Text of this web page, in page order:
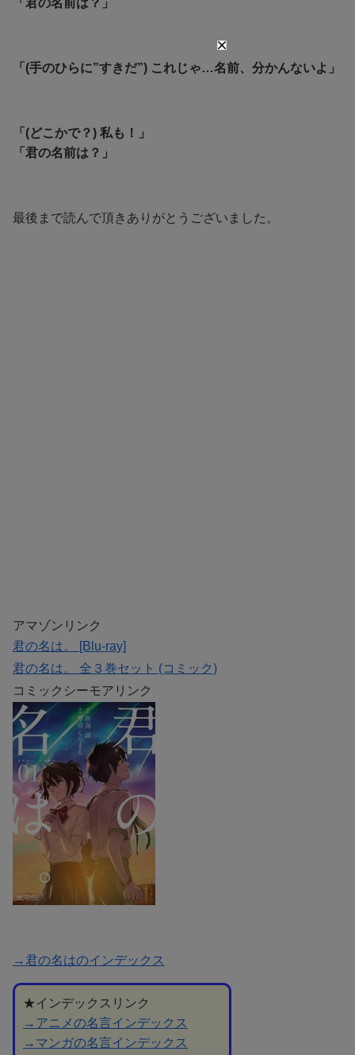
「君の名前は？」
「(手のひらに”すきだ”) これじゃ…名前、分かんないよ」
「(どこかで？) 私も！」
「君の名前は？」
最後まで読んで頂きありがとうございました。
アマゾンリンク
君の名は。 [Blu-ray]
君の名は。 全３巻セット (コミック)
コミックシーモアリンク
→君の名はのインデックス
★インデックスリンク
→アニメの名言インデックス
→マンガの名言インデックス